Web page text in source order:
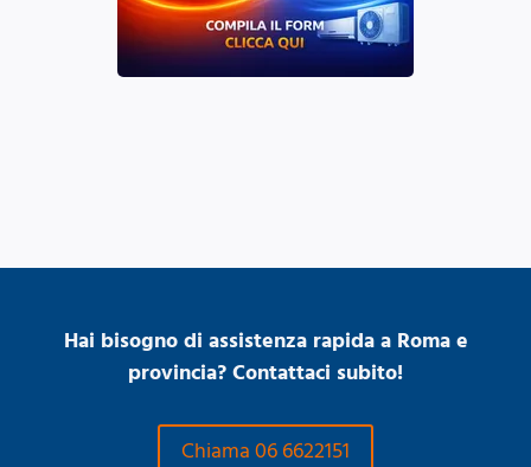
Hai bisogno di assistenza rapida a Roma e
provincia? Contattaci subito!
Chiama 06 6622151